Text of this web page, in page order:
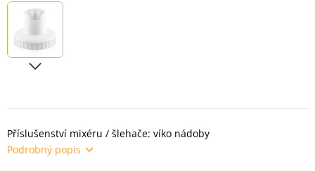
Příslušenství mixéru / šlehače: víko nádoby
Podrobný popis